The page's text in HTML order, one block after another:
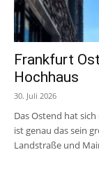
Frankfurt
Hochhaus
30. Juli 2026
Das Ostend hat
ist genau das sein
Landstraße und